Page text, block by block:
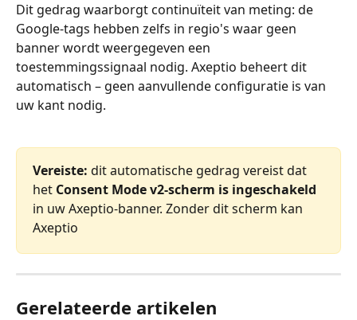
Dit gedrag waarborgt continuïteit van meting: de
Google-tags hebben zelfs in regio's waar geen
banner wordt weergegeven een
toestemmingssignaal nodig. Axeptio beheert dit
automatisch – geen aanvullende configuratie is van
uw kant nodig.
Vereiste: dit automatische gedrag vereist dat
het Consent Mode v2-scherm is ingeschakeld
in uw Axeptio-banner. Zonder dit scherm kan
Axeptio
Gerelateerde artikelen